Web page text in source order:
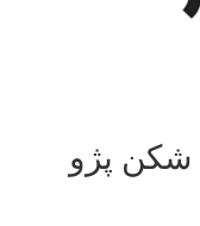
پژو